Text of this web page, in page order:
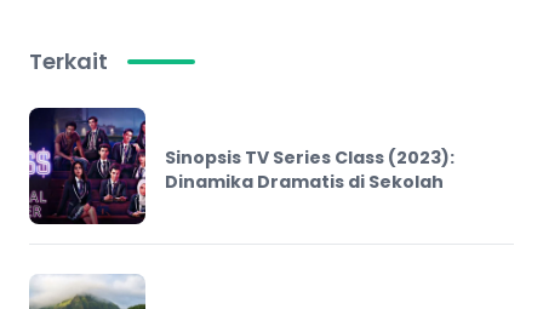
Terkait
Sinopsis TV Series Class (2023):
Dinamika Dramatis di Sekolah